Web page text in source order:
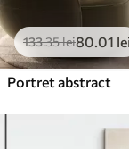
133.35lei80.01
Portret abstract